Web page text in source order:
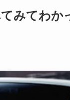
みてわか